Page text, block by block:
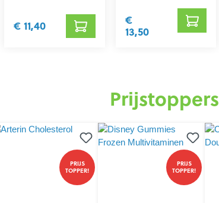
€ 11,40
€
13,50
Prijstoppers
PRIJS
TOPPER!
PRIJS
TOPPER!